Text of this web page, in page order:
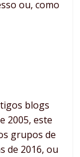
ou, como
blogs
2005, este
grupos de
de 2016, ou